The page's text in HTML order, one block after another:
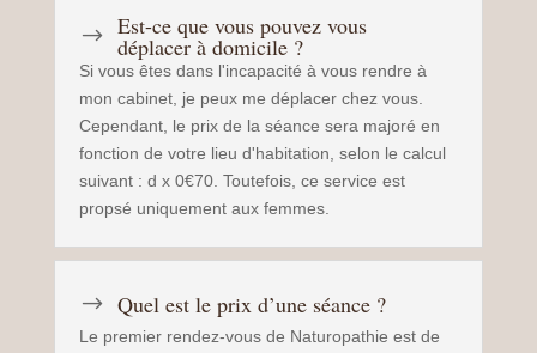
$ Est-ce que vous pouvez vous
déplacer à domicile ?
Si vous êtes dans l'incapacité à vous rendre à
mon cabinet, je peux me déplacer chez vous.
Cependant, le prix de la séance sera majoré en
fonction de votre lieu d'habitation, selon le calcul
suivant : d x 0€70. Toutefois, ce service est
propsé uniquement aux femmes.
$ Quel est le prix d’une séance ?
Le premier rendez-vous de Naturopathie est de